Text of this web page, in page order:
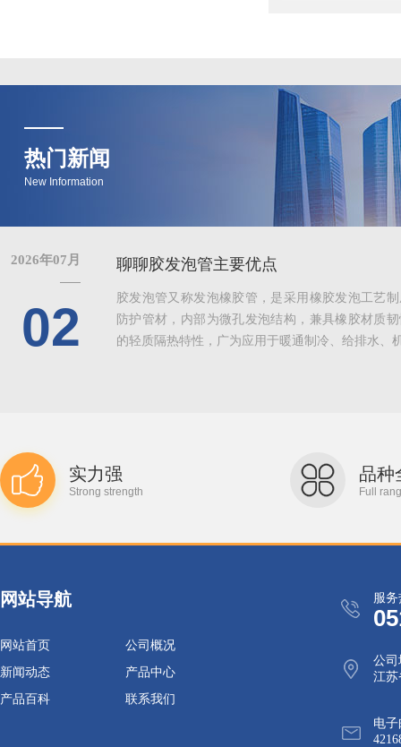
热门新闻
New Information
2026年07月
02
聊聊胶发泡管主要优点
胶发泡管又称发泡橡胶管，是采用橡胶发泡工艺
防护管材，内部为微孔发泡结构，兼具橡胶材质
的轻质隔热特性，广为应用于暖通制冷、给排水、
实力强
Strong strength
品种
Full
网站导航
网站首页
公司概况
新闻动态
产品中心
产品百科
联系我们
服
公司
江苏
电